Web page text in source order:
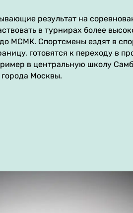
результат на
в турнирах более
МСМК. Спортсмены ездят в
готовятся к переходу в
в центральную школу
Москвы.